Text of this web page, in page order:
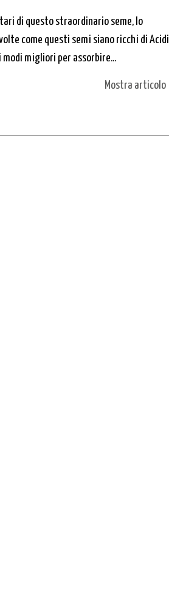
di questo straordinario seme, lo
come questi semi siano ricchi di Acidi
migliori per assorbire...
Mostra articolo